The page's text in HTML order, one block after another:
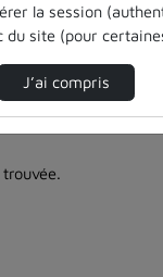
pour en retirer) :
petits-morceaux
des-
la session
du site (pour
J’ai compris